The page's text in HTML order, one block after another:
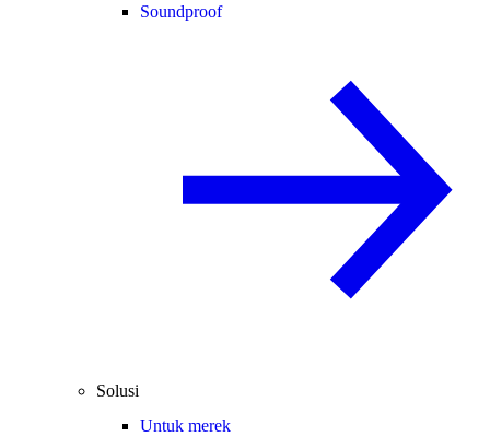
Soundproof
Solusi
Untuk merek